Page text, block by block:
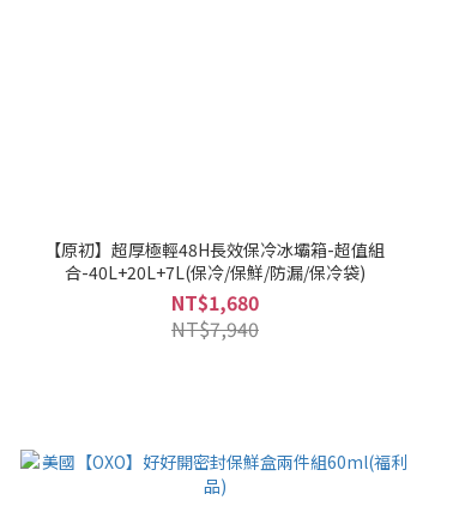
【原初】超厚極輕48H長效保冷冰壩箱-超值組
合-40L+20L+7L(保冷/保鮮/防漏/保冷袋)
NT$1,680
NT$7,940